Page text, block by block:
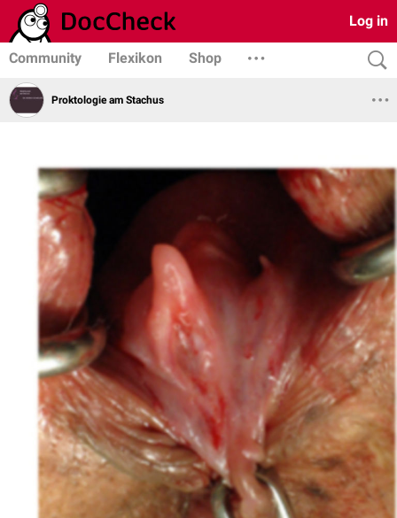
Log in
Community Flexikon Shop
Proktologie am Stachus